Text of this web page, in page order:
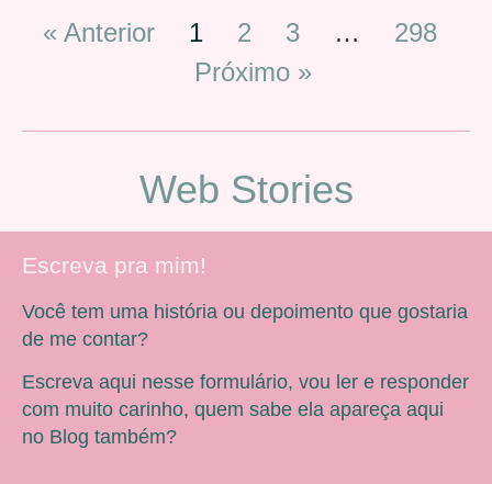
« Anterior 1 2 3 …
298
Próximo »
Web Stories
Escreva pra mim!
Você tem uma história ou depoimento que gostaria
de me contar?
Escreva aqui nesse formulário, vou ler e responder
com muito carinho, quem sabe ela apareça aqui
no Blog também?